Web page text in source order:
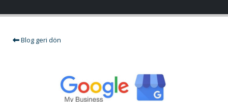
Blog geri dön